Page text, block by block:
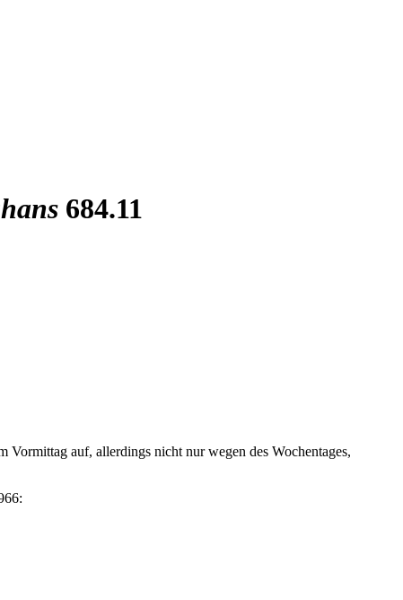
684.11
Vormittag auf, allerdings nicht nur wegen des Wochentages,